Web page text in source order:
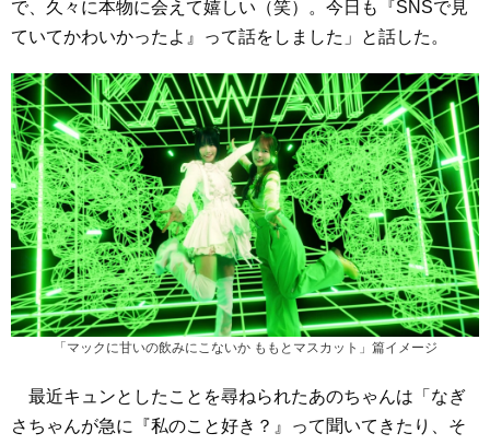
で、久々に本物に会えて嬉しい（笑）。今日も『SNSで見
ていてかわいかったよ』って話をしました」と話した。
「マックに甘いの飲みにこないか ももとマスカット」篇イメージ
最近キュンとしたことを尋ねられたあのちゃんは「なぎ
さちゃんが急に『私のこと好き？』って聞いてきたり、そ